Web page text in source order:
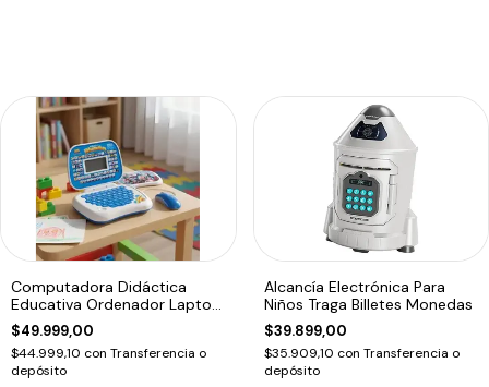
Computadora Didáctica
Educativa Ordenador Laptop
Infantil
$49.999,00
$44.999,10 con Transferencia o
depósito
Alcancía Electrónica Para
Niños Traga Billetes Monedas
$39.899,00
$35.909,10 con Transferencia o
depósito